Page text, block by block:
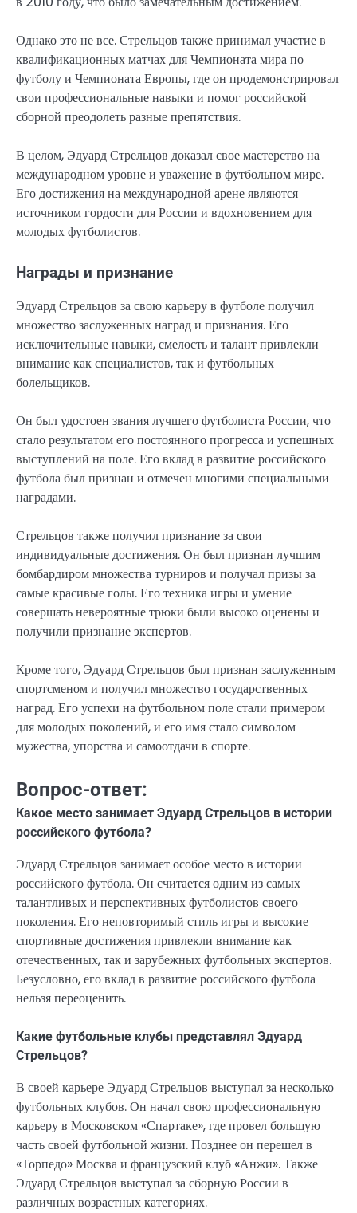
Однако это не все. Стрельцов также принимал участие в
квалификационных матчах для Чемпионата мира по
футболу и Чемпионата Европы, где он продемонстрировал
свои профессиональные навыки и помог российской
сборной преодолеть разные препятствия.
В целом, Эдуард Стрельцов доказал свое мастерство на
международном уровне и уважение в футбольном мире.
Его достижения на международной арене являются
источником гордости для России и вдохновением для
молодых футболистов.
Награды и признание
Эдуард Стрельцов за свою карьеру в футболе получил
множество заслуженных наград и признания. Его
исключительные навыки, смелость и талант привлекли
внимание как специалистов, так и футбольных
болельщиков.
Он был удостоен звания лучшего футболиста России, что
стало результатом его постоянного прогресса и успешных
выступлений на поле. Его вклад в развитие российского
футбола был признан и отмечен многими специальными
наградами.
Стрельцов также получил признание за свои
индивидуальные достижения. Он был признан лучшим
бомбардиром множества турниров и получал призы за
самые красивые голы. Его техника игры и умение
совершать невероятные трюки были высоко оценены и
получили признание экспертов.
Кроме того, Эдуард Стрельцов был признан заслуженным
спортсменом и получил множество государственных
наград. Его успехи на футбольном поле стали примером
для молодых поколений, и его имя стало символом
мужества, упорства и самоотдачи в спорте.
Вопрос-ответ:
Какое место занимает Эдуард Стрельцов в истории
российского футбола?
Эдуард Стрельцов занимает особое место в истории
российского футбола. Он считается одним из самых
талантливых и перспективных футболистов своего
поколения. Его неповторимый стиль игры и высокие
спортивные достижения привлекли внимание как
отечественных, так и зарубежных футбольных экспертов.
Безусловно, его вклад в развитие российского футбола
нельзя переоценить.
Какие футбольные клубы представлял Эдуард
Стрельцов?
В своей карьере Эдуард Стрельцов выступал за несколько
футбольных клубов. Он начал свою профессиональную
карьеру в Московском «Спартаке», где провел большую
часть своей футбольной жизни. Позднее он перешел в
«Торпедо» Москва и французский клуб «Анжи». Также
Эдуард Стрельцов выступал за сборную России в
различных возрастных категориях.